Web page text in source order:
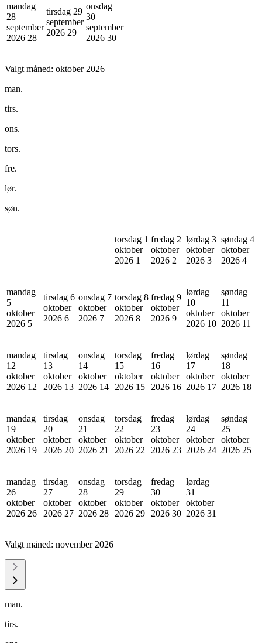
mandag
28
september
2026 28
tirsdag 29
september
2026 29
onsdag
30
september
2026 30
Valgt måned: oktober 2026
man.
tirs.
ons.
tors.
fre.
lør.
søn.
torsdag 1
oktober
2026 1
fredag 2
oktober
2026 2
lørdag 3
oktober
2026 3
søndag 4
oktober
2026 4
mandag
5
oktober
2026 5
tirsdag 6
oktober
2026 6
onsdag 7
oktober
2026 7
torsdag 8
oktober
2026 8
fredag 9
oktober
2026 9
lørdag
10
oktober
2026 10
søndag
11
oktober
2026 11
mandag
12
oktober
2026 12
tirsdag
13
oktober
2026 13
onsdag
14
oktober
2026 14
torsdag
15
oktober
2026 15
fredag
16
oktober
2026 16
lørdag
17
oktober
2026 17
søndag
18
oktober
2026 18
mandag
19
oktober
2026 19
tirsdag
20
oktober
2026 20
onsdag
21
oktober
2026 21
torsdag
22
oktober
2026 22
fredag
23
oktober
2026 23
lørdag
24
oktober
2026 24
søndag
25
oktober
2026 25
mandag
26
oktober
2026 26
tirsdag
27
oktober
2026 27
onsdag
28
oktober
2026 28
torsdag
29
oktober
2026 29
fredag
30
oktober
2026 30
lørdag
31
oktober
2026 31
Valgt måned: november 2026
man.
tirs.